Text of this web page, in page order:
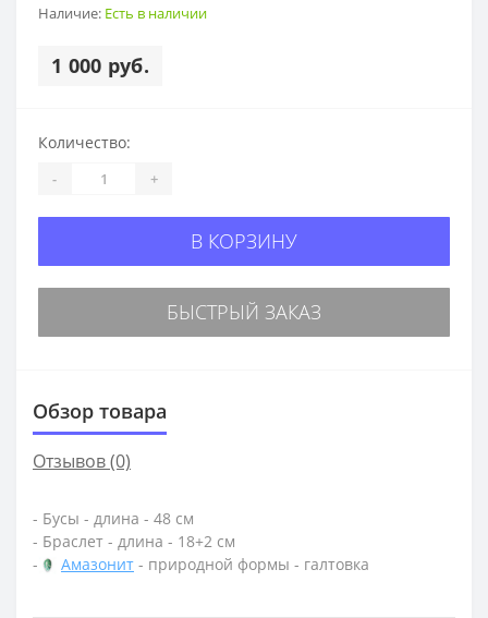
Наличие: Есть в наличии
1 000 руб.
Количество:
- +
В КОРЗИНУ
БЫСТРЫЙ ЗАКАЗ
Обзор товара
Отзывов (0)
- Бусы - длина - 48 см
- Браслет - длина - 18+2 см
-
Амазонит - природной формы - галтовка